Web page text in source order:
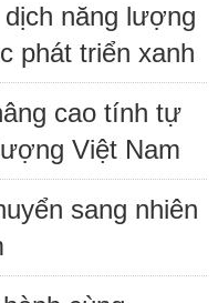
năng lượng
phát triển xanh
cao tính tự
Việt Nam
sang nhiên